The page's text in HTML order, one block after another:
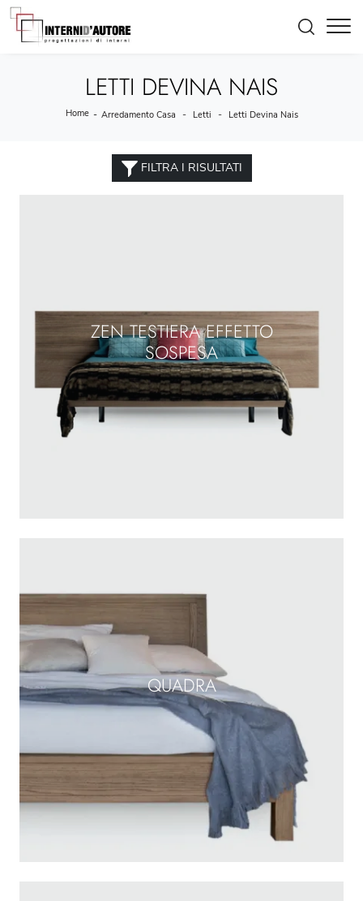
LETTI DEVINA NAIS
Home - Arredamento Casa - Letti - Letti Devina Nais
FILTRA I RISULTATI
ZEN TESTIERA EFFETTO
SOSPESA
QUADRA